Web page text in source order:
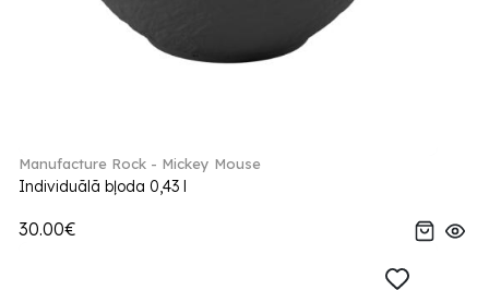
Manufacture Rock - Mickey Mouse
Individuālā bļoda 0,43 l
30.00€